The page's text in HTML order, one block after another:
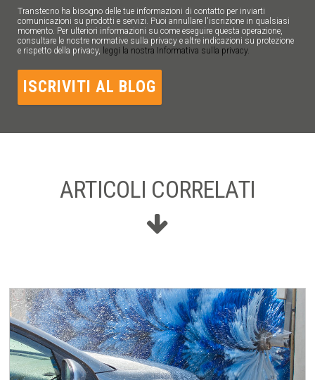
Transtecno ha bisogno delle tue informazioni di contatto per inviarti
comunicazioni su prodotti e servizi. Puoi annullare l'iscrizione in qualsiasi
momento. Per ulteriori informazioni su come eseguire questa operazione,
consultare le nostre normative sulla privacy e altre indicazioni su protezione
e rispetto della privacy, leggi la nostra Informativa sulla privacy.
ARTICOLI CORRELATI